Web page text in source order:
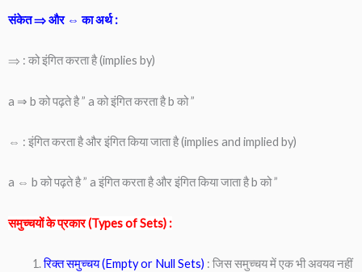
संकेत ⇒ और ⇔ का अर्थ :
⇒ : को इंगित करता है (implies by)
a ⇒ b को पढ़ते है ” a को इंगित करता है b को ”
⇔ : इंगित करता है और इंगित किया जाता है (implies and implied by)
a ⇔ b को पढ़ते है ” a इंगित करता है और इंगित किया जाता है b को ”
समुच्चयों के प्रकार (Types of Sets) :
रिक्त समुच्चय (Empty or Null Sets) : जिस समुच्चय में एक भी अवयव नहीं